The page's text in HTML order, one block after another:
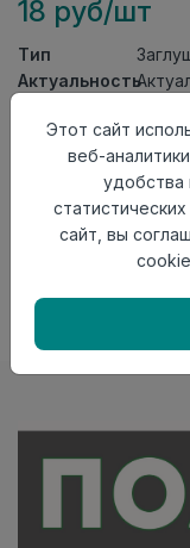
18 руб/шт
Тип
Актуальность
Осталось63 шт
Внимание!
в момент
Этот сайт
веб-
удобства
сайт, вы